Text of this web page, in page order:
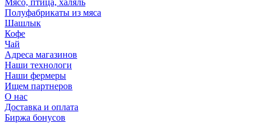
Мясо, птица, халяль
Полуфабрикаты из мяса
Шашлык
Кофе
Чай
Адреса магазинов
Наши технологи
Наши фермеры
Ищем партнеров
О нас
Доставка и оплата
Биржа бонусов